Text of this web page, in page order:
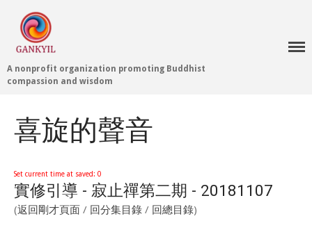
Home 首頁
Multilingual
Dharma Dictionary
Tibetan Culture
A nonprofit organization promoting Buddhist
compassion and wisdom
喜旋的聲音
Set current time at saved: 0
實修引導 - 寂止禪第二期 - 20181107
(返回剛才頁面 / 回分集目錄 / 回總目錄)